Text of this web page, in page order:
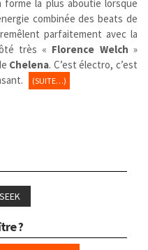
forme la plus aboutie lorsque
combinée des beats de
parfaitement avec la
très « Florence Welch »
Chelena. C’est électro, c’est
(SUITE…)
SEEK
?